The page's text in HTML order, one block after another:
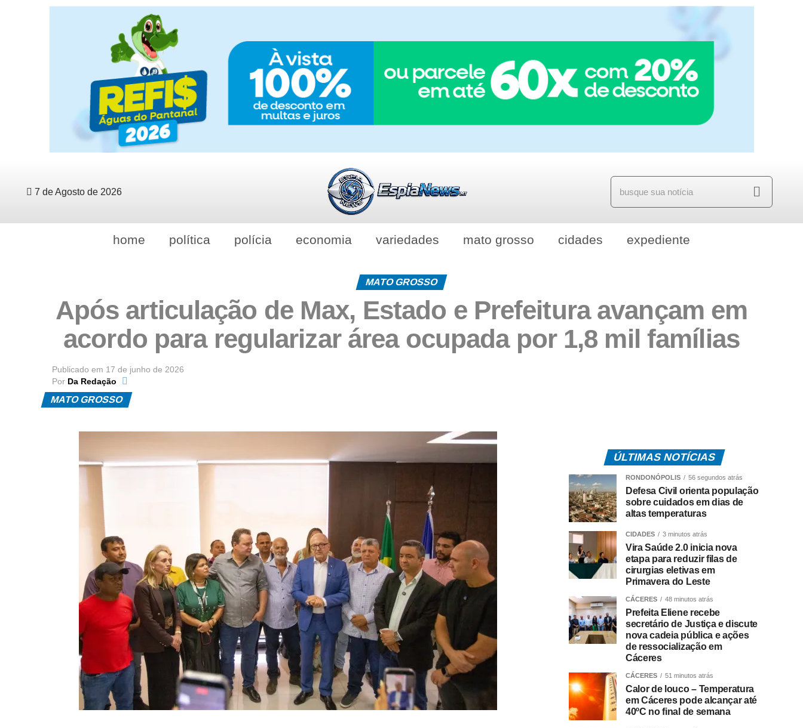
7 de Agosto de 2026
home política polícia economia variedades mato grosso cidades expediente
MATO GROSSO
Após articulação de Max, Estado e Prefeitura avançam em
acordo para regularizar área ocupada por 1,8 mil famílias
Publicado em 17 de junho de 2026
Por Da Redação
MATO GROSSO
ÚLTIMAS NOTÍCIAS
RONDONÓPOLIS 56 segundos atrás
Defesa Civil orienta população
sobre cuidados em dias de
altas temperaturas
CIDADES 3 minutos atrás
Vira Saúde 2.0 inicia nova
etapa para reduzir filas de
cirurgias eletivas em
Primavera do Leste
CÁCERES 48 minutos atrás
Prefeita Eliene recebe
secretário de Justiça e discute
nova cadeia pública e ações
de ressocialização em
Cáceres
CÁCERES 51 minutos atrás
Calor de louco – Temperatura
em Cáceres pode alcançar até
40ºC no final de semana